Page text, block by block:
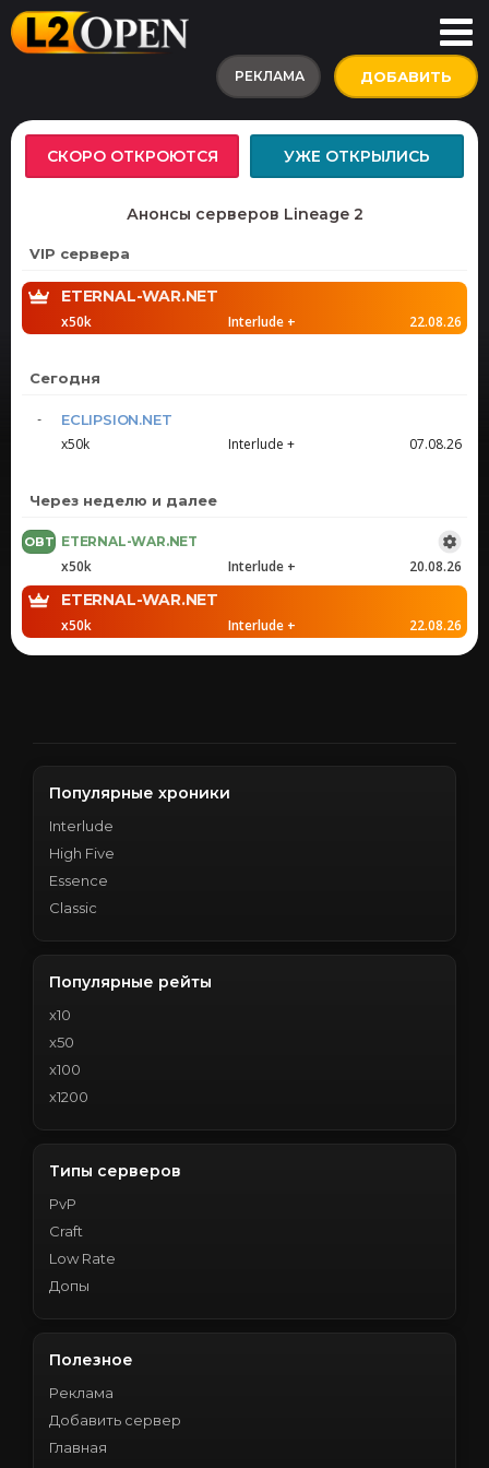
РЕКЛАМА ДОБАВИТЬ
СКОРО ОТКРОЮТСЯ УЖЕ ОТКРЫЛИСЬ
Анонсы серверов Lineage 2
VIP сервера
ETERNAL-WAR.NET
x50k Interlude + 22.08.26
Сегодня
ECLIPSION.NET
x50k Interlude + 07.08.26
Через неделю и далее
ETERNAL-WAR.NET
x50k Interlude + 20.08.26
ETERNAL-WAR.NET
x50k Interlude + 22.08.26
Популярные хроники
Interlude
High Five
Essence
Classic
Популярные рейты
x10
x50
x100
x1200
Типы серверов
PvP
Craft
Low Rate
Допы
Полезное
Реклама
Добавить сервер
Главная